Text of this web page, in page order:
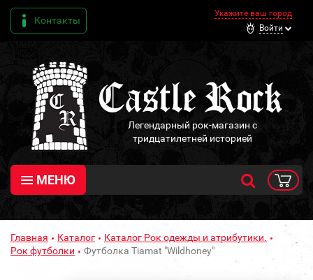
Контакты
Укажите ваш город
Войти
Легендарный рок-магазин с
тридцатилетней историей
МЕНЮ
Главная Каталог
Каталог Рок одежды и атрибутики.
Рок футболки
Футболка Tiamat "Wildhoney"